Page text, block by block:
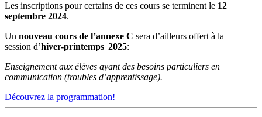
Les inscriptions pour certains de ces cours se terminent le 12
septembre 2024.
Un nouveau cours de l’annexe C sera d’ailleurs offert à la
session d’hiver-printemps 2025:
Enseignement aux élèves ayant des besoins particuliers en
communication (troubles d’apprentissage).
Découvrez la programmation!